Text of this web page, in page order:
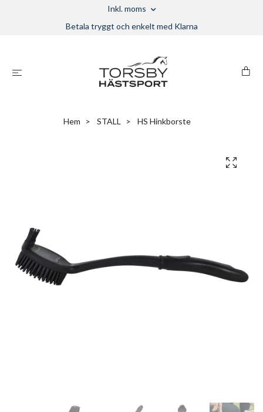
Inkl. moms
Betala tryggt och enkelt med Klarna
Hem STALL HS Hinkborste